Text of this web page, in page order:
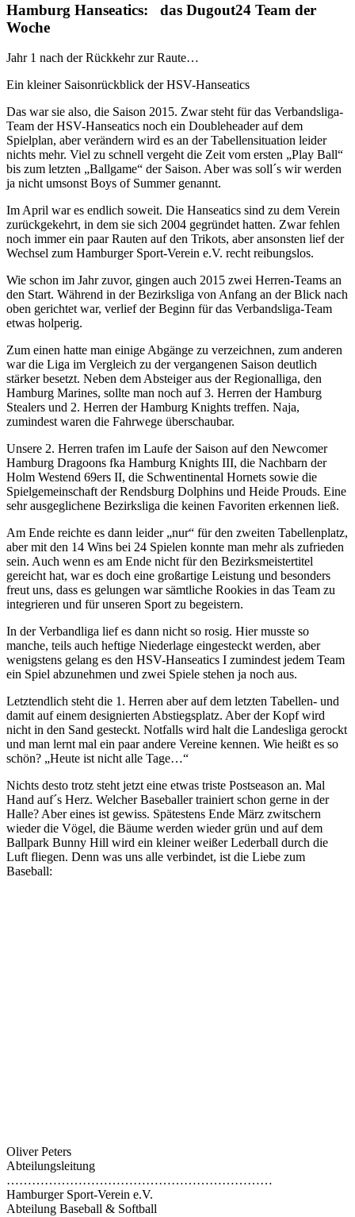
Hamburg Hanseatics: das Dugout24 Team der
Woche
Jahr 1 nach der Rückkehr zur Raute…
Ein kleiner Saisonrückblick der HSV-Hanseatics
Das war sie also, die Saison 2015. Zwar steht für das Verbandsliga-
Team der HSV-Hanseatics noch ein Doubleheader auf dem
Spielplan, aber verändern wird es an der Tabellensituation leider
nichts mehr. Viel zu schnell vergeht die Zeit vom ersten „Play Ball“
bis zum letzten „Ballgame“ der Saison. Aber was soll´s wir werden
ja nicht umsonst Boys of Summer genannt.
Im April war es endlich soweit. Die Hanseatics sind zu dem Verein
zurückgekehrt, in dem sie sich 2004 gegründet hatten. Zwar fehlen
noch immer ein paar Rauten auf den Trikots, aber ansonsten lief der
Wechsel zum Hamburger Sport-Verein e.V. recht reibungslos.
Wie schon im Jahr zuvor, gingen auch 2015 zwei Herren-Teams an
den Start. Während in der Bezirksliga von Anfang an der Blick nach
oben gerichtet war, verlief der Beginn für das Verbandsliga-Team
etwas holperig.
Zum einen hatte man einige Abgänge zu verzeichnen, zum anderen
war die Liga im Vergleich zu der vergangenen Saison deutlich
stärker besetzt. Neben dem Absteiger aus der Regionalliga, den
Hamburg Marines, sollte man noch auf 3. Herren der Hamburg
Stealers und 2. Herren der Hamburg Knights treffen. Naja,
zumindest waren die Fahrwege überschaubar.
Unsere 2. Herren trafen im Laufe der Saison auf den Newcomer
Hamburg Dragoons fka Hamburg Knights III, die Nachbarn der
Holm Westend 69ers II, die Schwentinental Hornets sowie die
Spielgemeinschaft der Rendsburg Dolphins und Heide Prouds. Eine
sehr ausgeglichene Bezirksliga die keinen Favoriten erkennen ließ.
Am Ende reichte es dann leider „nur“ für den zweiten Tabellenplatz,
aber mit den 14 Wins bei 24 Spielen konnte man mehr als zufrieden
sein. Auch wenn es am Ende nicht für den Bezirksmeistertitel
gereicht hat, war es doch eine großartige Leistung und besonders
freut uns, dass es gelungen war sämtliche Rookies in das Team zu
integrieren und für unseren Sport zu begeistern.
In der Verbandliga lief es dann nicht so rosig. Hier musste so
manche, teils auch heftige Niederlage eingesteckt werden, aber
wenigstens gelang es den HSV-Hanseatics I zumindest jedem Team
ein Spiel abzunehmen und zwei Spiele stehen ja noch aus.
Letztendlich steht die 1. Herren aber auf dem letzten Tabellen- und
damit auf einem designierten Abstiegsplatz. Aber der Kopf wird
nicht in den Sand gesteckt. Notfalls wird halt die Landesliga gerockt
und man lernt mal ein paar andere Vereine kennen. Wie heißt es so
schön? „Heute ist nicht alle Tage…“
Nichts desto trotz steht jetzt eine etwas triste Postseason an. Mal
Hand auf´s Herz. Welcher Baseballer trainiert schon gerne in der
Halle? Aber eines ist gewiss. Spätestens Ende März zwitschern
wieder die Vögel, die Bäume werden wieder grün und auf dem
Ballpark Bunny Hill wird ein kleiner weißer Lederball durch die
Luft fliegen. Denn was uns alle verbindet, ist die Liebe zum
Baseball:
Oliver Peters
Abteilungsleitung
………………………………………………………
Hamburger Sport-Verein e.V.
Abteilung Baseball & Softball